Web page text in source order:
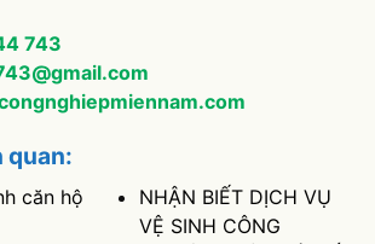
743
quan:
căn hộ
NHẬN BIẾT DỊCH VỤ
VỆ SINH CÔNG